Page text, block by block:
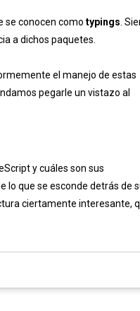
se conocen como typings .
a dichos paquetes.
el manejo de estas
pegarle un vistazo al
y cuáles son sus
lo que se esconde detrás de
ciertamente interesante,